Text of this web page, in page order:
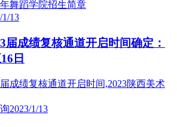
1/13
届成绩复核通道开启时间确定：
日
2023/1/13